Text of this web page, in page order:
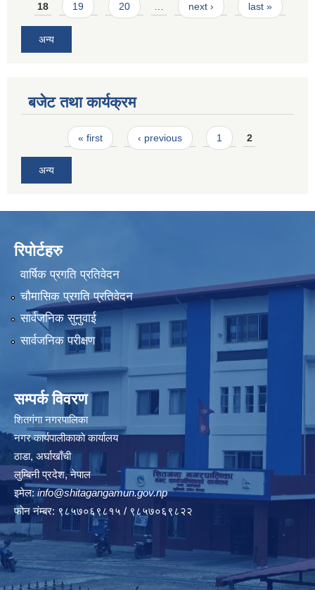
18 19 20 … next › last »
अन्य
बजेट तथा कार्यक्रम
Pages« first ‹ previous 1 2
अन्य
रिपोर्टहरु
वार्षिक प्रगति प्रतिवेदन
चौमासिक प्रगति प्रतिवेदन
सार्वजनिक सुनुवाई
सार्वजनिक परीक्षण
सम्पर्क विवरण
शितगंगा नगरपालिका
नगर कार्यपालीकाकाे कार्यालय
ठाडा, अर्घाखाँची
लुम्बिनी प्रदेश, नेपाल
इमेल: info@shitagangamun.gov.np
फोन नंम्बर: ९८५७०६९८१५ / ९८५७०६९८२२